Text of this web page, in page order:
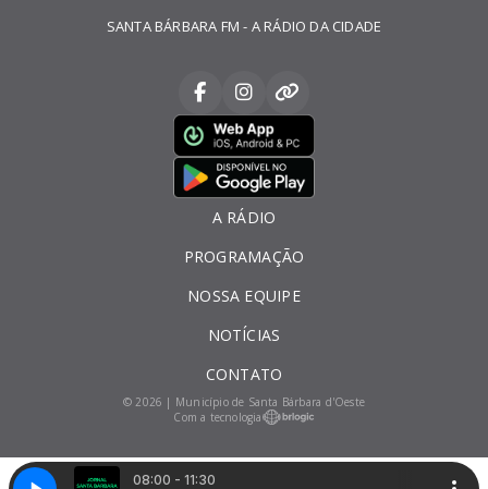
08:00 - 11:30
SANTA BÁRBARA FM - A RÁDIO DA CIDADE
A RÁDIO
PROGRAMAÇÃO
NOSSA EQUIPE
NOTÍCIAS
CONTATO
© 2026 | Município de Santa Bárbara d'Oeste
Com a tecnologia